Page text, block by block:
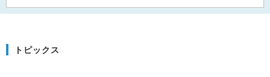
トピックス